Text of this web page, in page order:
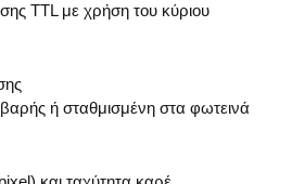
TTL με χρήση του κύριου
ή σταθμισμένη στα φωτεινά